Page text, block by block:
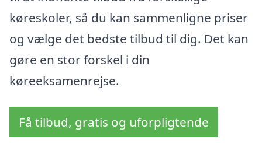
køreskoler, så du kan sammenligne priser
og vælge det bedste tilbud til dig. Det kan
gøre en stor forskel i din
køreeksamenrejse.
Få tilbud, gratis og uforpligtende